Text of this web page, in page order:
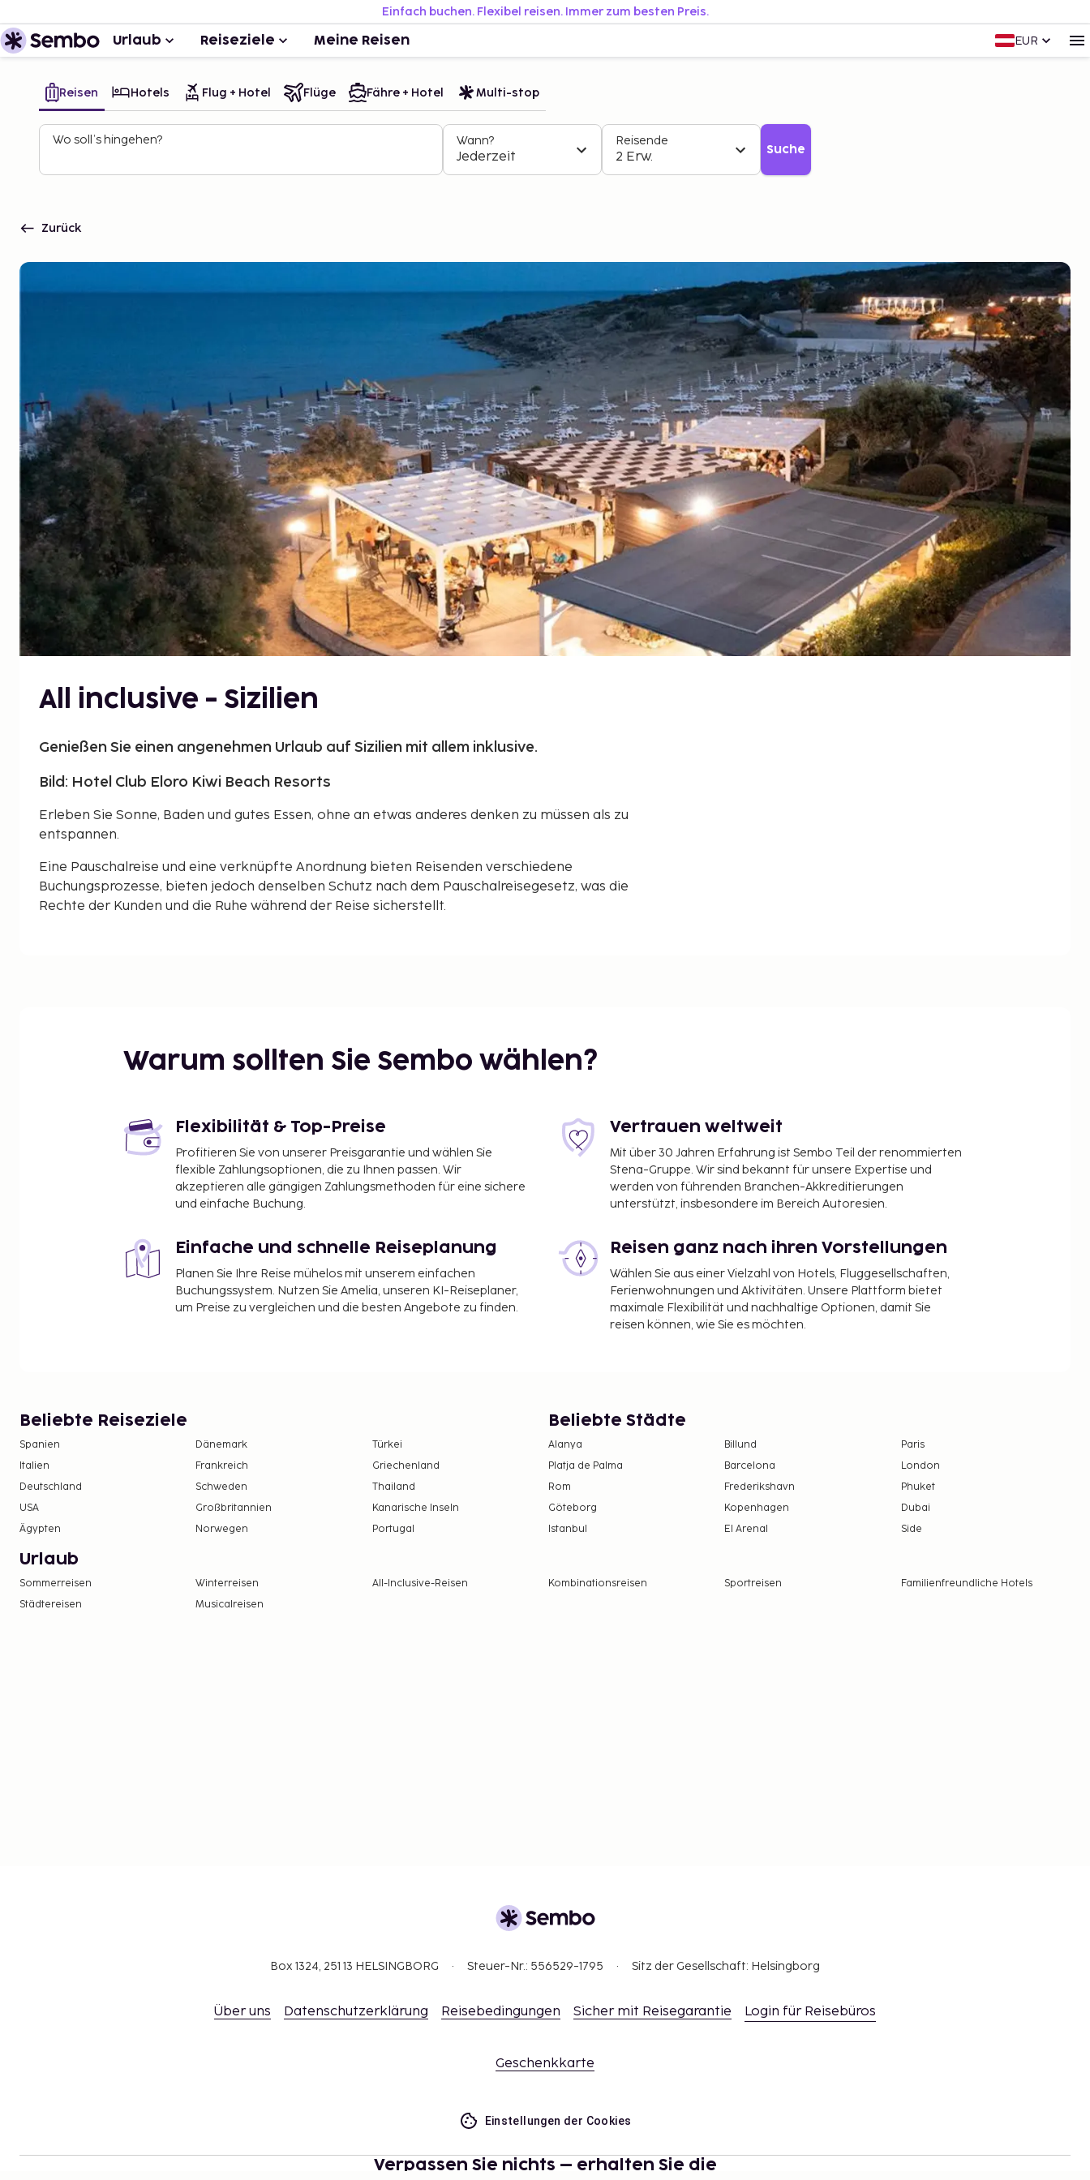
Einfach buchen. Flexibel reisen. Immer zum besten Preis.
Urlaub Reiseziele Meine Reisen EUR
Reisen Hotels Flug + Hotel Flüge Fähre + Hotel Multi-stop
Wo soll’s hingehen? Wann?
Jederzeit
Reisende
2 Erw. Suche
Zurück
All inclusive - Sizilien
Genießen Sie einen angenehmen Urlaub auf Sizilien mit allem inklusive.
Bild: Hotel Club Eloro Kiwi Beach Resorts
Erleben Sie Sonne, Baden und gutes Essen, ohne an etwas anderes denken zu müssen als zu
entspannen.
Eine Pauschalreise und eine verknüpfte Anordnung bieten Reisenden verschiedene
Buchungsprozesse, bieten jedoch denselben Schutz nach dem Pauschalreisegesetz, was die
Rechte der Kunden und die Ruhe während der Reise sicherstellt.
Warum sollten Sie Sembo wählen?
Flexibilität & Top-Preise
Profitieren Sie von unserer Preisgarantie und wählen Sie
flexible Zahlungsoptionen, die zu Ihnen passen. Wir
akzeptieren alle gängigen Zahlungsmethoden für eine sichere
und einfache Buchung.
Vertrauen weltweit
Mit über 30 Jahren Erfahrung ist Sembo Teil der renommierten
Stena-Gruppe. Wir sind bekannt für unsere Expertise und
werden von führenden Branchen-Akkreditierungen
unterstützt, insbesondere im Bereich Autoresien.
Einfache und schnelle Reiseplanung
Planen Sie Ihre Reise mühelos mit unserem einfachen
Buchungssystem. Nutzen Sie Amelia, unseren KI-Reiseplaner,
um Preise zu vergleichen und die besten Angebote zu finden.
Reisen ganz nach ihren Vorstellungen
Wählen Sie aus einer Vielzahl von Hotels, Fluggesellschaften,
Ferienwohnungen und Aktivitäten. Unsere Plattform bietet
maximale Flexibilität und nachhaltige Optionen, damit Sie
reisen können, wie Sie es möchten.
Beliebte Reiseziele
Spanien Dänemark
Türkei
Italien
Frankreich
Griechenland
Deutschland
Schweden
Thailand
USA
Großbritannien
Kanarische Inseln
Ägypten
Norwegen Portugal
Beliebte Städte
Alanya Billund
Paris
Platja de Palma
Barcelona
London
Rom
Frederikshavn
Phuket
Göteborg
Kopenhagen
Dubai
Istanbul
El Arenal Side
Urlaub
Sommerreisen Winterreisen All-Inclusive-Reisen Kombinationsreisen Sportreisen
Familienfreundliche Hotels
Städtereisen
Musicalreisen
Box 1324, 251 13 HELSINGBORG Steuer-Nr.: 556529-1795 Sitz der Gesellschaft: Helsingborg
Über uns Datenschutzerklärung Reisebedingungen Sicher mit Reisegarantie Login für Reisebüros
Geschenkkarte
Einstellungen der Cookies
Verpassen Sie nichts – erhalten Sie die